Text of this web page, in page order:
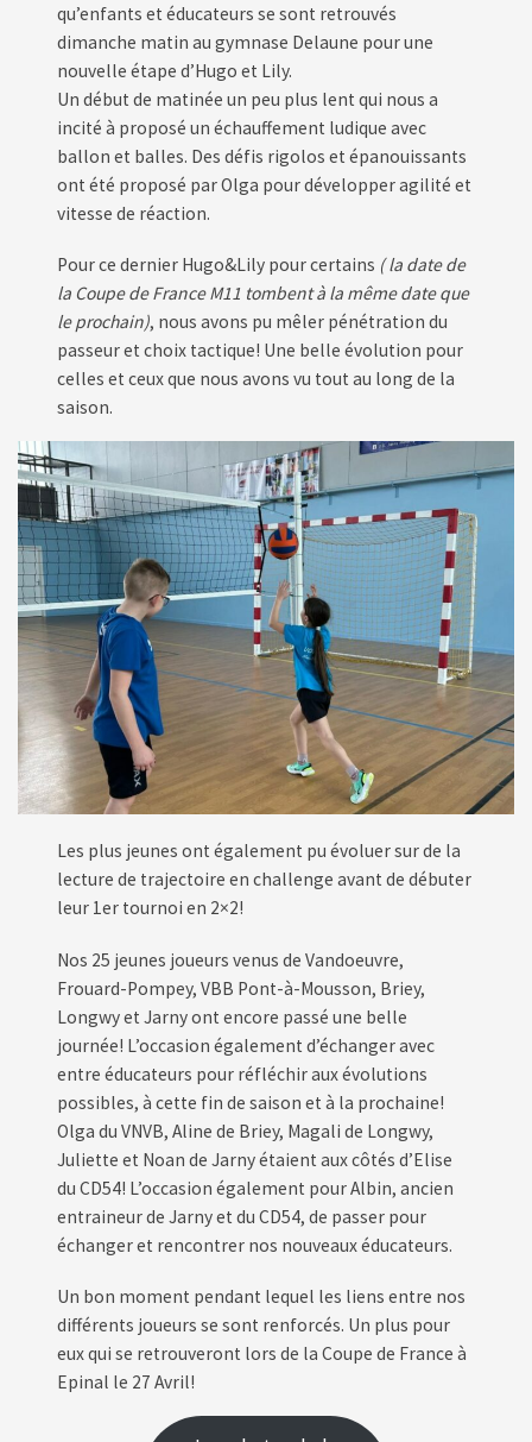
qu’enfants et éducateurs se sont retrouvés
dimanche matin au gymnase Delaune pour une
nouvelle étape d’Hugo et Lily.
Un début de matinée un peu plus lent qui nous a
incité à proposé un échauffement ludique avec
ballon et balles. Des défis rigolos et épanouissants
ont été proposé par Olga pour développer agilité et
vitesse de réaction.
Pour ce dernier Hugo&Lily pour certains ( la date de
la Coupe de France M11 tombent à la même date que
le prochain), nous avons pu mêler pénétration du
passeur et choix tactique! Une belle évolution pour
celles et ceux que nous avons vu tout au long de la
saison.
Les plus jeunes ont également pu évoluer sur de la
lecture de trajectoire en challenge avant de débuter
leur 1er tournoi en 2×2!
Nos 25 jeunes joueurs venus de Vandoeuvre,
Frouard-Pompey, VBB Pont-à-Mousson, Briey,
Longwy et Jarny ont encore passé une belle
journée! L’occasion également d’échanger avec
entre éducateurs pour réfléchir aux évolutions
possibles, à cette fin de saison et à la prochaine!
Olga du VNVB, Aline de Briey, Magali de Longwy,
Juliette et Noan de Jarny étaient aux côtés d’Elise
du CD54! L’occasion également pour Albin, ancien
entraineur de Jarny et du CD54, de passer pour
échanger et rencontrer nos nouveaux éducateurs.
Un bon moment pendant lequel les liens entre nos
différents joueurs se sont renforcés. Un plus pour
eux qui se retrouveront lors de la Coupe de France à
Epinal le 27 Avril!